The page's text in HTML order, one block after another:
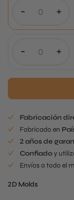
- +
- +
Fabricación
Fabricado en
2 años de
Confiadoy
Envíos a todo el
2D Molds